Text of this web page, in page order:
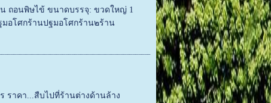
ถอนพิษไข้ ขนาดบรรจุ: ขวดใหญ่ 1
อโศกร้านปฐมอโศกร้าน๒ร้าน
ราคา...สืบไปที่ร้านต่างด้านล้าง